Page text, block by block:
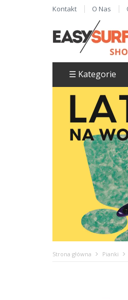
Kontakt O Nas
☰ Kategorie
Strona główna Pianki